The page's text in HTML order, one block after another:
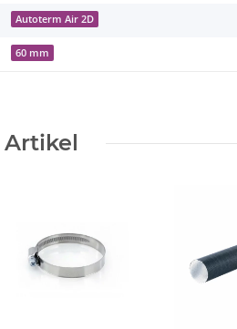
Autoterm Air 2D
60 mm
Artikel